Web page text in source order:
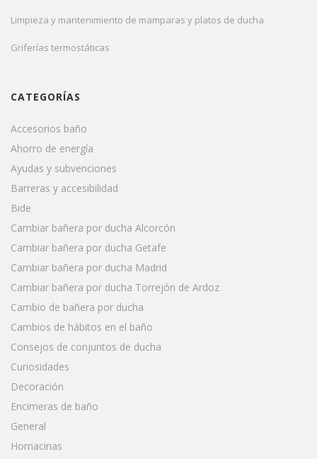
Limpieza y mantenimiento de mamparas y platos de ducha
Griferías termostáticas
CATEGORÍAS
Accesorios baño
Ahorro de energía
Ayudas y subvenciones
Barreras y accesibilidad
Bide
Cambiar bañera por ducha Alcorcón
Cambiar bañera por ducha Getafe
Cambiar bañera por ducha Madrid
Cambiar bañera por ducha Torrejón de Ardoz
Cambio de bañera por ducha
Cambios de hábitos en el baño
Consejos de conjuntos de ducha
Curiosidades
Decoración
Encimeras de baño
General
Hornacinas